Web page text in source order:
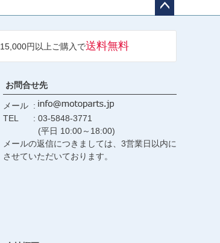
へ
15,000円以上ご購入で送料無料
お問合せ先
メール
TEL
03-5848-3771
(平日 10:00～18:00)
メールの返信につきましては、3営業日以内に
させていただいております。